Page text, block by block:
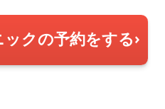
クの予約をする